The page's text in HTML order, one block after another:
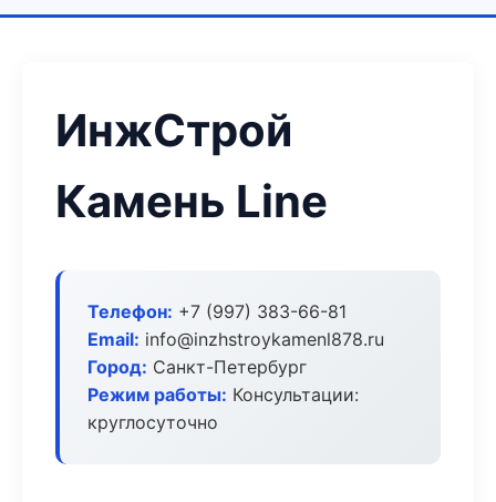
ИнжСтрой
Камень Line
Телефон: +7 (997) 383-66-81
Email: info@inzhstroykamenl878.ru
Город: Санкт-Петербург
Режим работы: Консультации:
круглосуточно